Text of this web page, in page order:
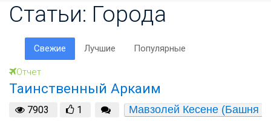
Статьи: Города
Свежие Лучшие Популярные
Отчет
Таинственный Аркаим
7903 1
Мавзолей Кесене (Башня